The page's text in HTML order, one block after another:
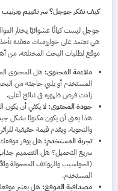
كيف تفكر جوجل؟ سر تقييم وترتيب
جوجل ليست كيانًا عشوائيًا يختار
هي تعتمد على خوارزميات معقدة تأخذ
موقع لطلبات البحث المختلفة. من
ملاءمة المحتوى: هل المحتوى
المستخدم أو يلبي حاجته من
زادت فرص ظهوره في نتائج أعلى.
جودة المحتوى: لا يكفي أن يكون
هذا يعني أن يكون مكتوبًا بشكل
والنحوية، ويقدم قيمة حقيقية للزائر.
تجربة المستخدم: هل يوفر
سريع التحميل؟ هل التصميم
(الحواسيب والهواتف المحمولة
المستخدم.
مصداقية الموقع: هل يعتبر